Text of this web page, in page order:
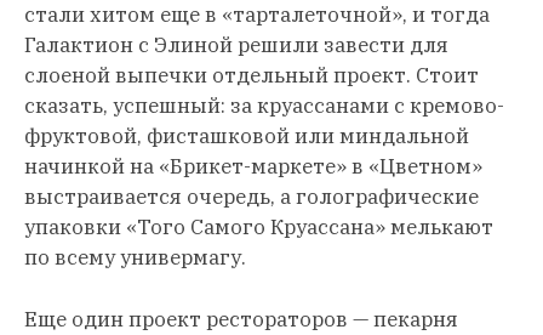
стали хитом еще в «тарталеточной», и тогда
Галактион с Элиной решили завести для
слоеной выпечки отдельный проект. Стоит
сказать, успешный: за круассанами с кремово-
фруктовой, фисташковой или миндальной
начинкой на «Брикет-маркете» в «Цветном»
выстраивается очередь, а голографические
упаковки «Того Самого Круассана» мелькают
по всему универмагу.
Еще один проект рестораторов — пекарня